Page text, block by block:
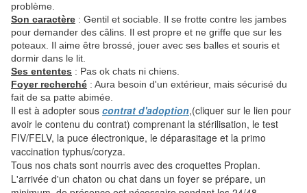
problème.
Son caractère : Gentil et sociable. Il se frotte contre les jambes
pour demander des câlins. Il est propre et ne griffe que sur les
poteaux. Il aime être brossé, jouer avec ses balles et souris et
dormir dans le lit.
Ses ententes : Pas ok chats ni chiens.
Foyer recherché : Aura besoin d'un extérieur, mais sécurisé du
fait de sa patte abimée.
Il est à adopter sous contrat d'adoption,(cliquer sur le lien pour
avoir le contenu du contrat) comprenant la stérilisation, le test
FIV/FELV, la puce électronique, le déparasitage et la primo
vaccination typhus/coryza.
Tous nos chats sont nourris avec des croquettes Proplan.
L'arrivée d'un chaton ou chat dans un foyer se prépare, un